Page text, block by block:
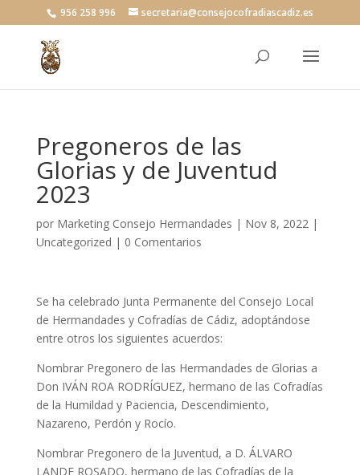
956 258 996 secretaria@consejocofradiascadiz.es
Pregoneros de las
Glorias y de Juventud
2023
por Marketing Consejo Hermandades | Nov 8, 2022|
Uncategorized | 0 Comentarios
Se ha celebrado Junta Permanente del Consejo Local
de Hermandades y Cofradías de Cádiz, adoptándose
entre otros los siguientes acuerdos:
Nombrar Pregonero de las Hermandades de Glorias a
Don IVÁN ROA RODRÍGUEZ, hermano de las Cofradías
de la Humildad y Paciencia, Descendimiento,
Nazareno, Perdón y Rocío.
Nombrar Pregonero de la Juventud, a D. ÁLVARO
LANDE ROSADO, hermano de las Cofradías de la